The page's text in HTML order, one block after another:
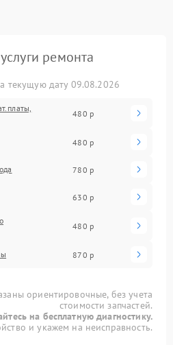
ремонта
текущую дату 09.08.2026
480 р
480 р
780 р
630 р
480 р
870 р
ориентировочные, без учета
стоимости запчастей.
на бесплатную диагностику.
и укажем на неисправность.